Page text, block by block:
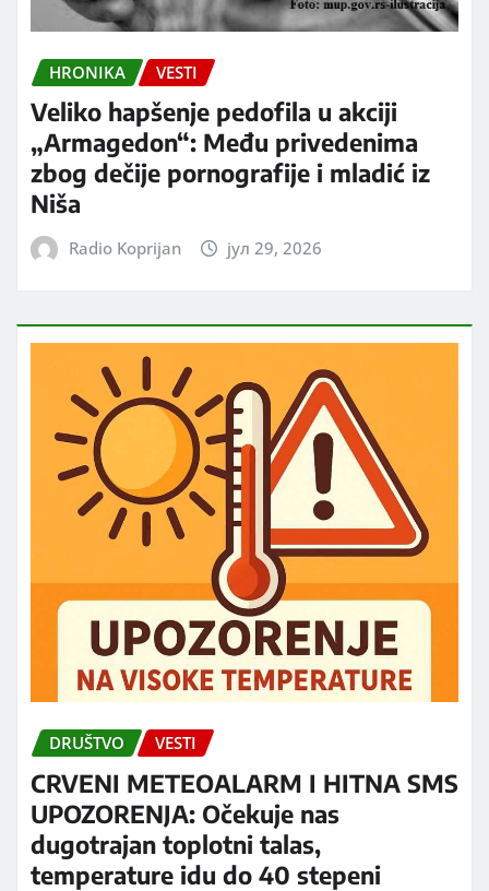
HRONIKA VESTI
Veliko hapšenje pedofila u akciji
„Armagedon“: Među privedenima
zbog dečije pornografije i mladić iz
Niša
Radio Koprijan јул 29, 2026
DRUŠTVO VESTI
CRVENI METEOALARM I HITNA SMS
UPOZORENJA: Očekuje nas
dugotrajan toplotni talas,
temperature idu do 40 stepeni